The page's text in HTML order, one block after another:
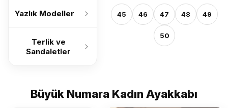
Yazlık Modeller
Terlik ve
Sandaletler
45 46 47 48 49
50
Büyük Numara Kadın Ayakkabı